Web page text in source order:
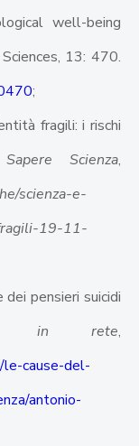
well-being
13: 470.
;
fragili: i rischi
Sapere Scienza,
scienza-e-
19-11-
pensieri suicidi
in rete,
cause-del-
antonio-